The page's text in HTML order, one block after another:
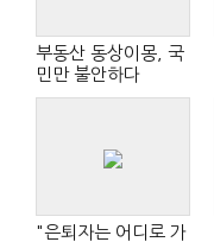
부동산 동상이몽, 국
민만 불안하다
"은퇴자는 어디로 가